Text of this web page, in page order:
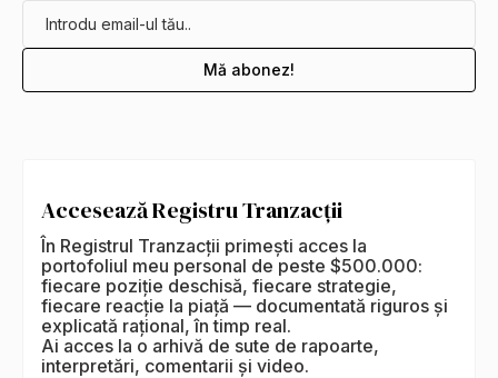
Accesează Registru Tranzacții
În Registrul Tranzacții primești acces la
portofoliul meu personal de peste $500.000:
fiecare poziție deschisă, fiecare strategie,
fiecare reacție la piață — documentată riguros și
explicată rațional, în timp real.
Ai acces la o arhivă de sute de rapoarte,
interpretări, comentarii și video.